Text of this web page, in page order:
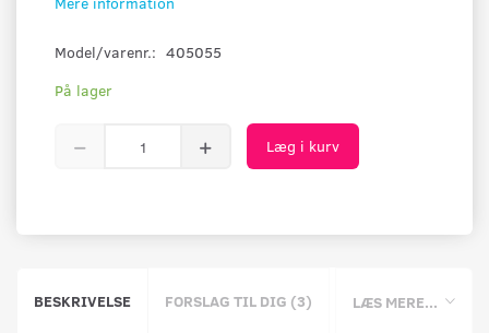
Model/varenr.: 405055
På lager
Læg i kurv
LÆS MERE...
BESKRIVELSE FORSLAG TIL DIG (3)